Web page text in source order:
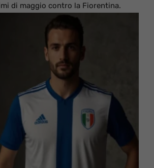
di maggio contro la Fiorentina.